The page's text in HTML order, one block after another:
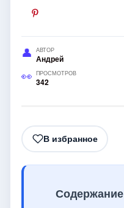
АВТОР
Андрей
ПРОСМОТРОВ
342
В избранное
Содержание